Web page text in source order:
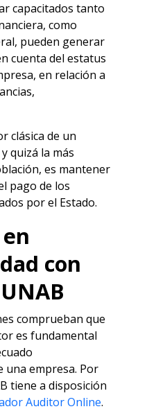
capacitados tanto
como
pueden generar
cuenta del estatus
en relación a
clásica de un
quizá la más
es mantener
pago de los
por el Estado.
con
comprueban que
es fundamental
una empresa. Por
tiene a disposición
Auditor Online.